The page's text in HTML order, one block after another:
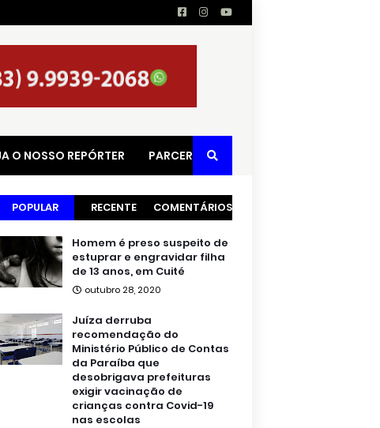
O NOSSO REPÓRTER PARCERIAS
POPULAR RECENTE COMENTÁRIOS
Homem é preso suspeito de
estuprar e engravidar filha
de 13 anos, em Cuité
outubro 28, 2020
Juíza derruba
recomendação do
Ministério Público de Contas
da Paraíba que
desobrigava prefeituras
exigir vacinação de
crianças contra Covid-19
nas escolas